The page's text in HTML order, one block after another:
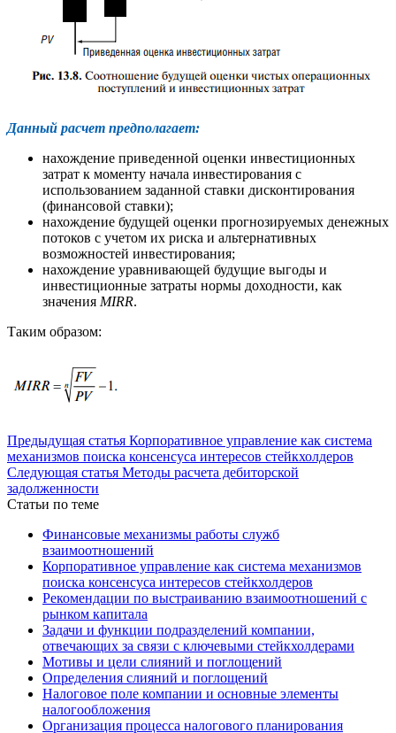
Данный расчет предполагает:
нахождение приведенной оценки инвестиционных
затрат к моменту начала инвестирования с
использованием заданной ставки дисконтирования
(финансовой ставки);
нахождение будущей оценки прогнозируемых денежных
потоков с учетом их риска и альтернативных
возможностей инвестирования;
нахождение уравнивающей будущие выгоды и
инвестиционные затраты нормы доходности, как
значения MIRR.
Таким образом:
Предыдущая статья Корпоративное управление как система
механизмов поиска консенсуса интересов стейкхолдеров
Следующая статья Методы расчета дебиторской
задолженности
Статьи по теме
Финансовые механизмы работы служб
взаимоотношений
Корпоративное управление как система механизмов
поиска консенсуса интересов стейкхолдеров
Рекомендации по выстраиванию взаимоотношений с
рынком капитала
Задачи и функции подразделений компании,
отвечающих за связи с ключевыми стейкхолдерами
Мотивы и цели слияний и поглощений
Определения слияний и поглощений
Налоговое поле компании и основные элементы
налогообложения
Организация процесса налогового планирования